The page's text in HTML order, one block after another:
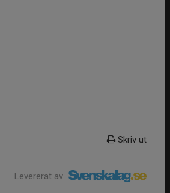
Skriv ut
Levererat av